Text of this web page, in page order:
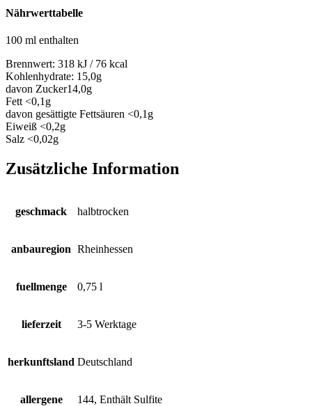
Nährwerttabelle
100 ml enthalten
Brennwert: 318 kJ / 76 kcal
Kohlenhydrate: 15,0g
davon Zucker14,0g
Fett <0,1g
davon gesättigte Fettsäuren <0,1g
Eiweiß <0,2g
Salz <0,02g
Zusätzliche Information
geschmack halbtrocken
anbauregion Rheinhessen
fuellmenge 0,75 l
lieferzeit 3-5 Werktage
herkunftsland Deutschland
allergene 144, Enthält Sulfite